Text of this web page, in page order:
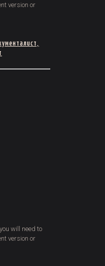
version or
will need to
version or